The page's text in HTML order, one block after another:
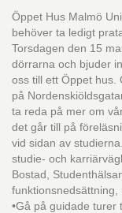
Öppet Hus Malmö
behöver ta ledigt
Torsdagen den 15
dörrarna och bjuder
oss till ett Öppet hus.
på
ta reda på mer om
det går till på
vid sidan av
studie- och
Bostad,
funktionsnedsättning,
•Gå på guidade turer